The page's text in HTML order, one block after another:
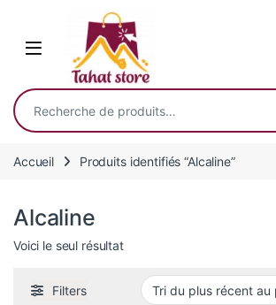
Recherche pour :
Accueil Produits identifiés “Alcaline”
Alcaline
Voici le seul résultat
Filters